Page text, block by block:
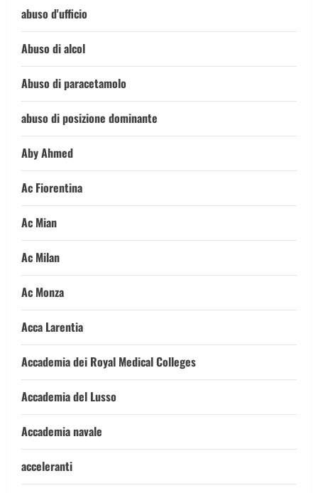
abuso d'ufficio
Abuso di alcol
Abuso di paracetamolo
abuso di posizione dominante
Aby Ahmed
Ac Fiorentina
Ac Mian
Ac Milan
Ac Monza
Acca Larentia
Accademia dei Royal Medical Colleges
Accademia del Lusso
Accademia navale
acceleranti